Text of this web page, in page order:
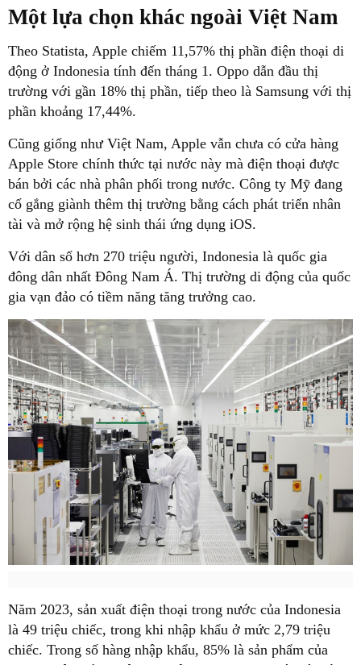
Một lựa chọn khác ngoài Việt Nam
Theo Statista, Apple chiếm 11,57% thị phần điện thoại di
động ở Indonesia tính đến tháng 1. Oppo dẫn đầu thị
trường với gần 18% thị phần, tiếp theo là Samsung với thị
phần khoảng 17,44%.
Cũng giống như Việt Nam, Apple vẫn chưa có cửa hàng
Apple Store chính thức tại nước này mà điện thoại được
bán bởi các nhà phân phối trong nước. Công ty Mỹ đang
cố gắng giành thêm thị trường bằng cách phát triển nhân
tài và mở rộng hệ sinh thái ứng dụng iOS.
Với dân số hơn 270 triệu người, Indonesia là quốc gia
đông dân nhất Đông Nam Á. Thị trường di động của quốc
gia vạn đảo có tiềm năng tăng trưởng cao.
Năm 2023, sản xuất điện thoại trong nước của Indonesia
là 49 triệu chiếc, trong khi nhập khẩu ở mức 2,79 triệu
chiếc. Trong số hàng nhập khẩu, 85% là sản phẩm của